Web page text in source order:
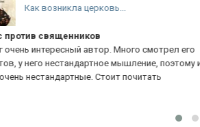
его
поэтому и
Луки и Деяния
Высокое качество
иллюстрированное